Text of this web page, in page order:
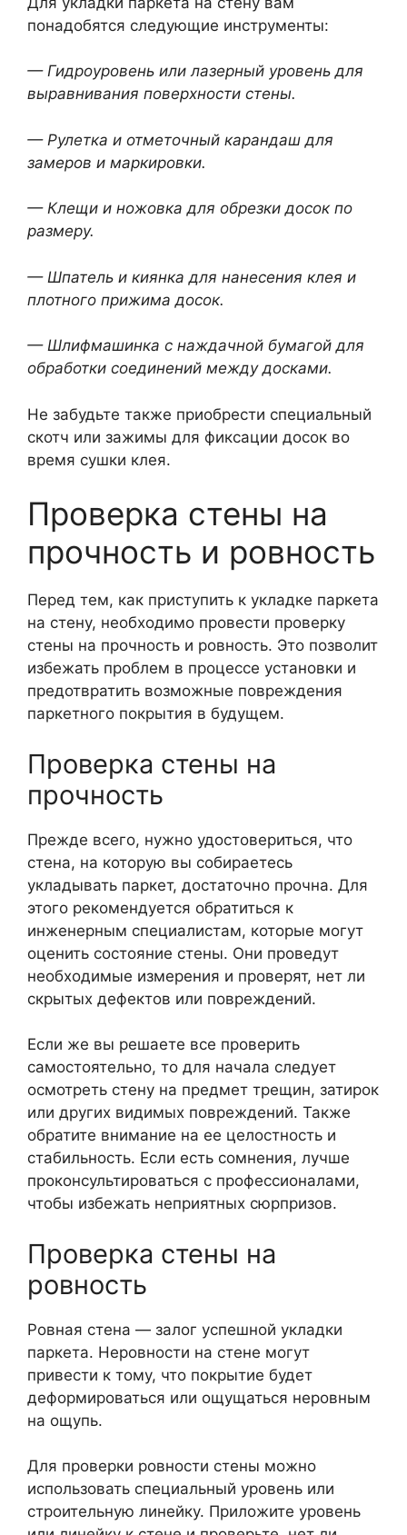
понадобятся следующие инструменты:
— Гидроуровень или лазерный уровень для
выравнивания поверхности стены.
— Рулетка и отметочный карандаш для
замеров и маркировки.
— Клещи и ножовка для обрезки досок по
размеру.
— Шпатель и киянка для нанесения клея и
плотного прижима досок.
— Шлифмашинка с наждачной бумагой для
обработки соединений между досками.
Не забудьте также приобрести специальный
скотч или зажимы для фиксации досок во
время сушки клея.
Проверка стены на
прочность и ровность
Перед тем, как приступить к укладке паркета
на стену, необходимо провести проверку
стены на прочность и ровность. Это позволит
избежать проблем в процессе установки и
предотвратить возможные повреждения
паркетного покрытия в будущем.
Проверка стены на
прочность
Прежде всего, нужно удостовериться, что
стена, на которую вы собираетесь
укладывать паркет, достаточно прочна. Для
этого рекомендуется обратиться к
инженерным специалистам, которые могут
оценить состояние стены. Они проведут
необходимые измерения и проверят, нет ли
скрытых дефектов или повреждений.
Если же вы решаете все проверить
самостоятельно, то для начала следует
осмотреть стену на предмет трещин, затирок
или других видимых повреждений. Также
обратите внимание на ее целостность и
стабильность. Если есть сомнения, лучше
проконсультироваться с профессионалами,
чтобы избежать неприятных сюрпризов.
Проверка стены на
ровность
Ровная стена — залог успешной укладки
паркета. Неровности на стене могут
привести к тому, что покрытие будет
деформироваться или ощущаться неровным
на ощупь.
Для проверки ровности стены можно
использовать специальный уровень или
строительную линейку. Приложите уровень